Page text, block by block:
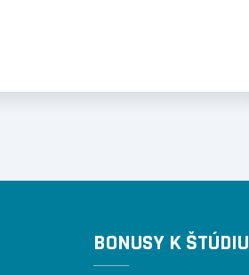
BONUSY K ŠTÚDIU